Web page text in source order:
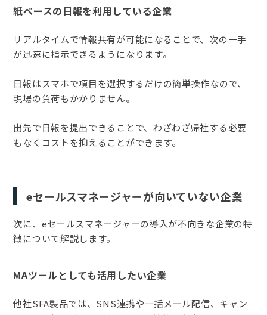
紙ベースの日報を利用している企業
リアルタイムで情報共有が可能になることで、次の一手
が迅速に指示できるようになります。
日報はスマホで項目を選択するだけの簡単操作なので、
現場の負荷もかかりません。
出先で日報を提出できることで、わざわざ帰社する必要
もなくコストを抑えることができます。
eセールスマネージャーが向いていない企業
次に、eセールスマネージャーの導入が不向きな企業の特
徴について解説します。
MAツールとしても活用したい企業
他社SFA製品では、SNS連携や一括メール配信、キャン